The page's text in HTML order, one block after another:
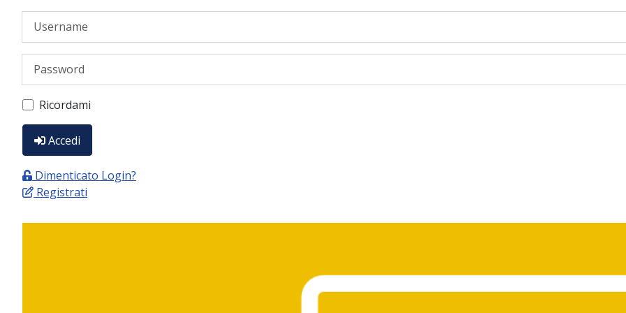
Username
Password
Ricordami
Accedi
Dimenticato Login?
Registrati